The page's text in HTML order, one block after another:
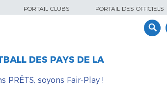
PORTAIL CLUBS PORTAIL DES OFFICIELS
DES PAYS DE LA
PRÊTS, soyons Fair-Play !